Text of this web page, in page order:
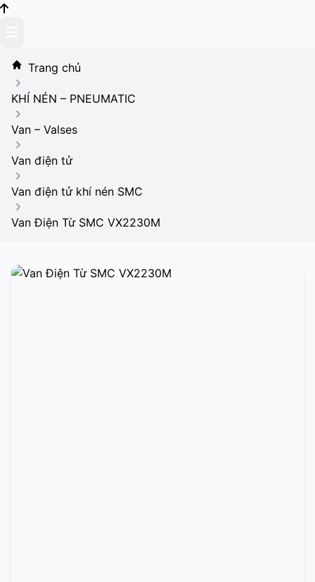
content
Trang chủ
KHÍ NÉN – PNEUMATIC
Van – Valses
Van điện tử
Van điện tử khí nén SMC
Van Điện Từ SMC VX2230M